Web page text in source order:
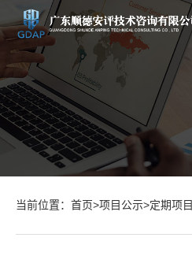
当前位置： 首页>项目公示>定期项目